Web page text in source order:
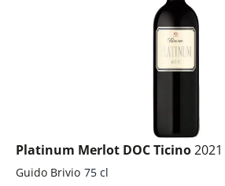
Platinum Merlot DOC Ticino2021
Guido Brivio 75 cl